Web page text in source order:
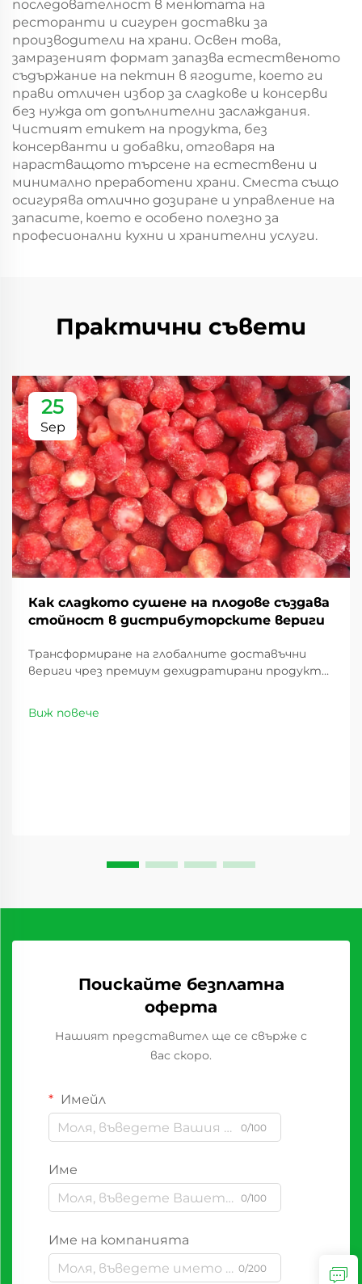
последователност в менютата на
ресторанти и сигурен доставки за
производители на храни. Освен това,
замразеният формат запазва естественото
съдържание на пектин в ягодите, което ги
прави отличен избор за сладкове и консерви
без нужда от допълнителни заслаждания.
Чистият етикет на продукта, без
консерванти и добавки, отговаря на
нарастващото търсене на естествени и
минимално преработени храни. Сместа също
осигурява отлично дозиране и управление на
запасите, което е особено полезно за
професионални кухни и хранителни услуги.
Практични съвети
25
Sep
Как сладкото сушене на плодове създава
стойност в дистрибуторските вериги
Трансформиране на глобалните доставъчни
вериги чрез премиум дехидратирани продукти.
стоки се е променил значително през
последните години, като сладките суши
Виж повече
Поискайте безплатна
оферта
Нашият представител ще се свърже с
вас скоро.
Имейл
0/100
Име
0/100
Име на компанията
0/200